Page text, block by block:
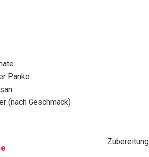
Panko
(nach Geschmack)
Zubereitung